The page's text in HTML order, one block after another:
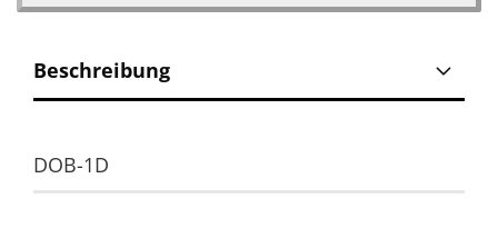
Beschreibung
DOB-1D